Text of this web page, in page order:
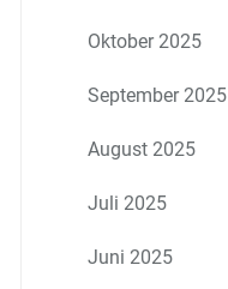
Oktober 2025
September 2025
August 2025
Juli 2025
Juni 2025